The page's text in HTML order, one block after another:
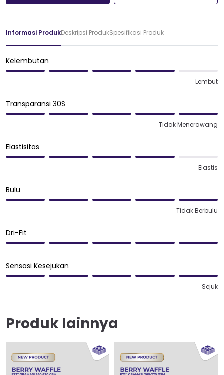
Informasi ProdukDeskripsi ProdukSpesifikasi Produk
Kelembutan
Lembut
Transparansi 30S
Tidak Menerawang
Elastisitas
Elastis
Bulu
Tidak Berbulu
Dri-Fit
Sensasi Kesejukan
Sejuk
Produk lainnya